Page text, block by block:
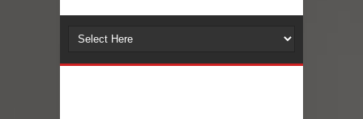
Temporal obliga a cerrar